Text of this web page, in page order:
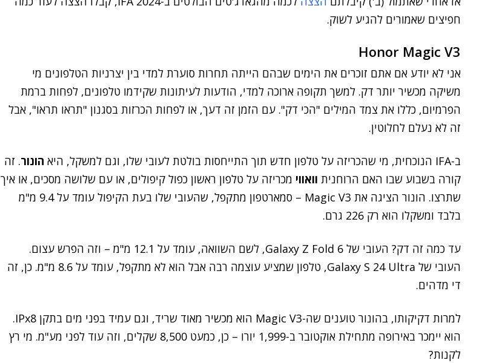
חפיצים שאמורים להגיע לשוק.
Honor Magic V3
אני לא יודע אם אתם זוכרים את הימים שבהם הייתה תחרות סוערת למדי בין יצרניות הטלפונים מי
משיקה מכשיר יותר דק. למשך תקופה ארוכה למדי, הודעות לעיתונות שקידמו טלפונים, לפחות ברמת
הפרמיום, כללו את צמד המילים "הכי דק". עם הזמן זה דעך, או לפחות הכרזות בסגנון "תראו תראו", אבל
זה לא נעלם לחלוטין.
ב-IFA הנוכחית, מי שהכריזה על טלפון חדש תוך התייחסות בולטת לעובי שלו, וגם למשקל, היא הונור. זה
קורה בשבוע שבו האם הרוחנית וואווי מכריזה על טלפון ראשון כפול קיפולים, או עם שלושה מסכים, או איך
שתרצו. הונור הציגה את Magic V3 – סמארטפון מתקפל, שהעובי שלו בעת הקיפול עומד על 9.4 מ"מ
בלבד ומשקלו הוא רק 226 גרם.
עד כמה זה דק? העובי של Galaxy Z Fold 6, לשם השוואה, עומד על 12.1 מ"מ – וזה הפרש עצום.
העובי של Galaxy S 24 Ultra, טלפון שמציע עוצמה רבה אבל הוא לא מתקפל, עומד על 8.6 מ"מ. כן, זה
די מדהים.
למרות דקיקותו, בהונור טוענים שה-Magic V3 הוא מכשיר מאוד שריד, וגם עמיד בפני מים בתקן IPx8.
הוא יימכר באירופה מתחילת אוקטובר ב-1,999 יורו – כן, כמעט 8,500 שקלים, וזה עוד לפני מע"מ. מי רץ
לקנות?